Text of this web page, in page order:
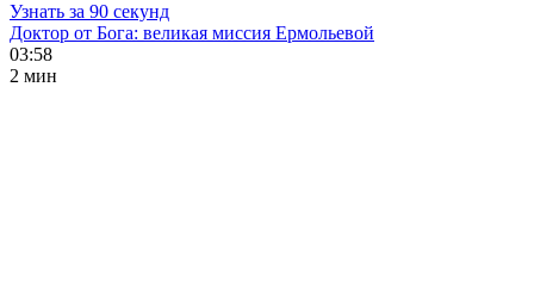
Узнать за 90 секунд
Доктор от Бога: великая миссия Ермольевой
03:58
2 мин